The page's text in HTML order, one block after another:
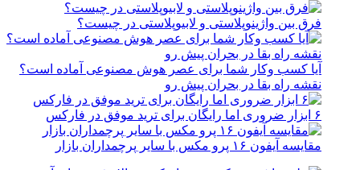
فرق بین واژینوپلاستی و لابیوپلاستی در چیست؟
آیا کسب وکار شما برای عصر هوش مصنوعی آماده است؟
نقشه راه بقا در بحران پیش رو
۶ ابزار ضروری اما رایگان برای ترید موفق در فارکس
مقایسه آیفون ۱۶ پرو مکس با سایر پرچمداران بازار